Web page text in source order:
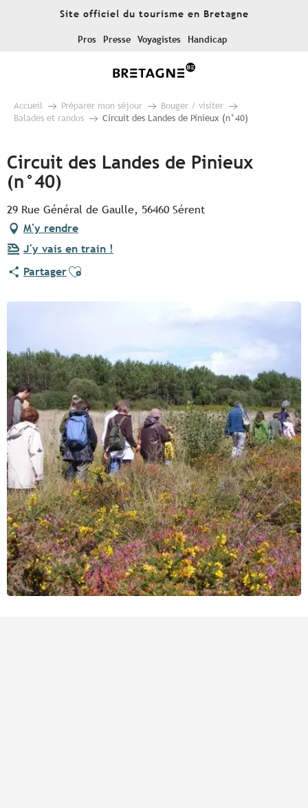
Site officiel du tourisme en Bretagne
Pros Presse Voyagistes Handicap
Accueil Préparer mon séjour
Bouger / visiter
Balades et randos
Circuit des Landes de Pinieux (n°40)
Circuit des Landes de Pinieux
(n°40)
29 Rue Général de Gaulle, 56460 Sérent
M'y rendre
J'y vais en train !
PartagerAjouter aux favoris